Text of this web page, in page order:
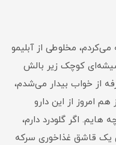
مخلوطی از آبلیمو
کوچک زیر بالش
از خواب بیدار می‌شدم،
امروز از این دارو
اگر گلودرد دارم،
یک قاشق غذاخوری سرکه